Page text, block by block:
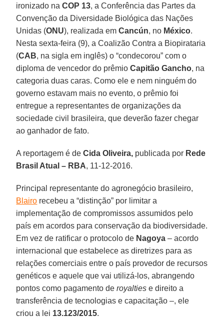
ironizado naCOP 13, a Conferência das Partes da
Convenção da Diversidade Biológica das Nações
Unidas (ONU), realizada emCancún, no México.
Nesta sexta-feira (9), a Coalizão Contra a Biopirataria
(CAB, na sigla em inglês) o “condecorou” com o
diploma de vencedor do prêmioCapitão Gancho, na
categoria duas caras. Como ele e nem ninguém do
governo estavam mais no evento, o prêmio foi
entregue a representantes de organizações da
sociedade civil brasileira, que deverão fazer chegar
ao ganhador de fato.
A reportagem é deCida Oliveira, publicada por Rede
Brasil Atual – RBA, 11-12-2016.
Principal representante do agronegócio brasileiro,
Blairo recebeu a “distinção” por limitar a
implementação de compromissos assumidos pelo
país em acordos para conservação da biodiversidade.
Em vez de ratificar o protocolo de Nagoya – acordo
internacional que estabelece as diretrizes para as
relações comerciais entre o país provedor de recursos
genéticos e aquele que vai utilizá-los, abrangendo
pontos como pagamento deroyalties e direito a
transferência de tecnologias e capacitação –, ele
criou a lei 13.123/2015.